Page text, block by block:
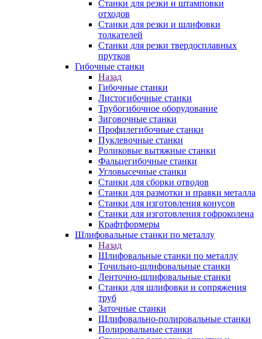
Станки для резки и штамповки
отходов
Станки для резки и шлифовки
толкателей
Станки для резки твердосплавных
прутков
Гибочные станки
Назад
Гибочные станки
Листогибочные станки
Трубогибочное оборудование
Зиговочные станки
Профилегибочные станки
Пуклевочные станки
Роликовые вытяжные станки
Фальцегибочные станки
Угловысечные станки
Станки для сборки отводов
Станки для размотки и правки металла
Станки для изготовления конусов
Станки для изготовления гофроколена
Крафтформеры
Шлифовальные станки по металлу
Назад
Шлифовальные станки по металлу
Точильно-шлифовальные станки
Ленточно-шлифовальные станки
Станки для шлифовки и сопряжения
труб
Заточные станки
Шлифовально-полировальные станки
Полировальные станки